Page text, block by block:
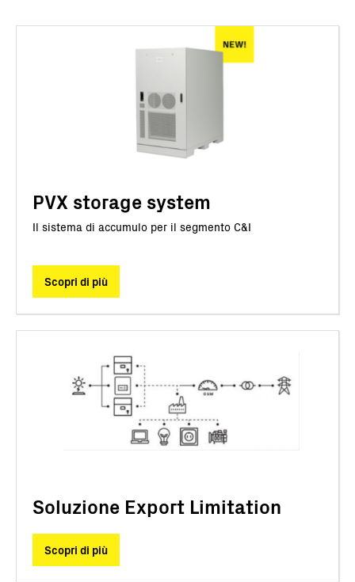
PVX storage system
Il sistema di accumulo per il segmento C&I
Scopri di più
Soluzione Export Limitation
Scopri di più